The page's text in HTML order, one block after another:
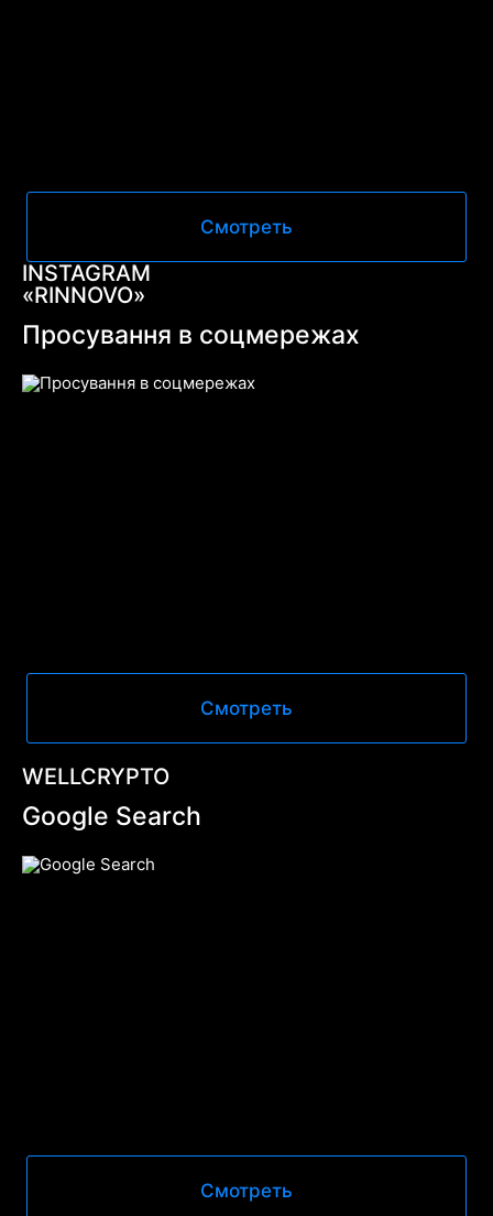
Смотреть
INSTAGRAM
«RINNOVO»
Просування в соцмережах
Смотреть
WELLCRYPTO
Google Search
Смотреть